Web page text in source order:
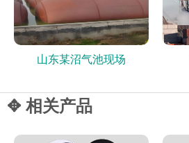
山东某沼气池现场
✥ 相关产品